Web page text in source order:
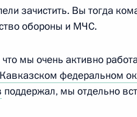
2017 года, суббота
посетил концерт,
2017 года, 17:00 Сочи
зачистить. Вы тогда
обороны и МЧС.
мы очень активно
федеральном
поддержал, мы отдельно